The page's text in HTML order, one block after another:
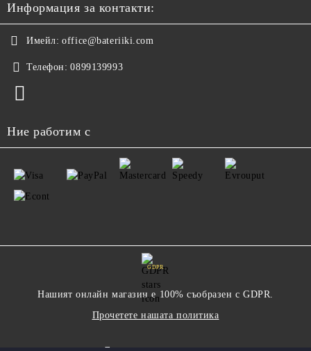
Информация за контакти:
Имейл: office@bateriiki.com
Телефон: 0899139993
Ние работим с
GDPR
Нашият онлайн магазин е 100% съобразен с GDPR.
Прочетете нашата политика